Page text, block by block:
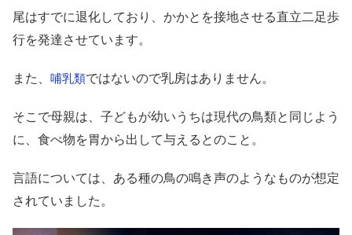
尾はすでに退化しており、かかとを接地させる直立二足歩
行を発達させています。
また、 哺乳類ではないので乳房はありません。
そこで母親は、子どもが幼いうちは現代の鳥類と同じよう
に、食べ物を胃から出して与えるとのこと。
言語については、ある種の鳥の鳴き声のようなものが想定
されていました。